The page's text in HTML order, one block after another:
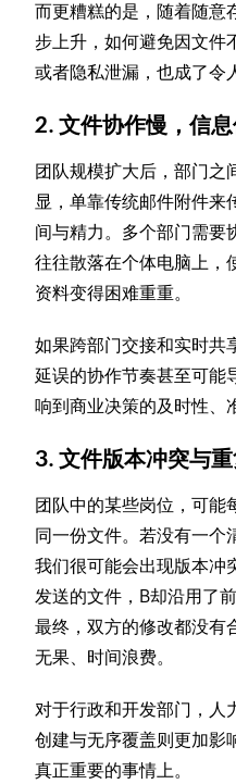
而更糟糕的是，随着随意
步上升，如何避免因文件
或者隐私泄漏，也成了令
2. 文件协作慢，信
团队规模扩大后，部门之
显，单靠传统邮件附件来
间与精力。多个部门需要
往往散落在个体电脑上，
资料变得困难重重。
如果跨部门交接和实时共
延误的协作节奏甚至可能
响到商业决策的及时性、
3. 文件版本冲突与
团队中的某些岗位，可能
同一份文件。若没有一个
我们很可能会出现版本
发送的文件，B却沿用了
最终，双方的修改都没有
无果、时间浪费。
对于行政和开发部门，人
创建与无序覆盖则更加影
真正重要的事情上。